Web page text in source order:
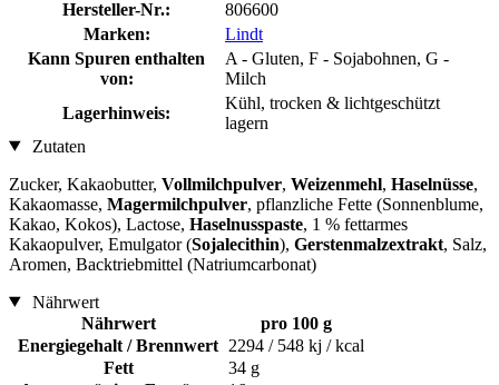
Hersteller-Nr.:
806600
Marken:
Lindt
Kann Spuren enthalten
von:
A - Gluten, F - Sojabohnen, G -
Milch
Lagerhinweis:
Kühl, trocken & lichtgeschützt
lagern
Zutaten
Zucker, Kakaobutter, Vollmilchpulver, Weizenmehl, Haselnüsse,
Kakaomasse, Magermilchpulver, pflanzliche Fette (Sonnenblume,
Kakao, Kokos), Lactose, Haselnusspaste, 1 % fettarmes
Kakaopulver, Emulgator (Sojalecithin), Gerstenmalzextrakt, Salz,
Aromen, Backtriebmittel (Natriumcarbonat)
Nährwert
Nährwert
pro 100 g
Energiegehalt / Brennwert 2294 / 548 kj / kcal
Fett
34 g